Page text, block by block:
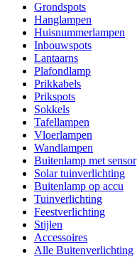
Grondspots
Hanglampen
Huisnummerlampen
Inbouwspots
Lantaarns
Plafondlamp
Prikkabels
Prikspots
Sokkels
Tafellampen
Vloerlampen
Wandlampen
Buitenlamp met sensor
Solar tuinverlichting
Buitenlamp op accu
Tuinverlichting
Feestverlichting
Stijlen
Accessoires
Alle Buitenverlichting